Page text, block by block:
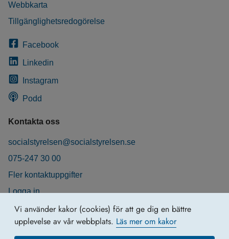
Vi använder kakor (cookies) för att ge dig en bättre
upplevelse av vår webbplats. Läs mer om kakor
Webbkarta
Tillgänglighetsredogörelse
Facebook
Linkedin
Instagram
Podd
Kontakta oss
socialstyrelsen@socialstyrelsen.se
075-247 30 00
Fler kontaktuppgifter
Logga in
Behandling av personuppgifter